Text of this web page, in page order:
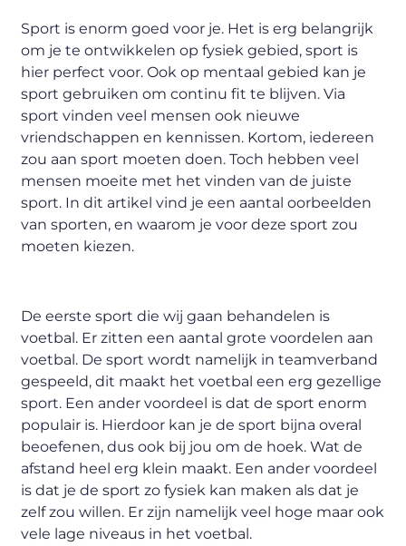
Sport is enorm goed voor je. Het is erg belangrijk
om je te ontwikkelen op fysiek gebied, sport is
hier perfect voor. Ook op mentaal gebied kan je
sport gebruiken om continu fit te blijven. Via
sport vinden veel mensen ook nieuwe
vriendschappen en kennissen. Kortom, iedereen
zou aan sport moeten doen. Toch hebben veel
mensen moeite met het vinden van de juiste
sport. In dit artikel vind je een aantal oorbeelden
van sporten, en waarom je voor deze sport zou
moeten kiezen.
De eerste sport die wij gaan behandelen is
voetbal. Er zitten een aantal grote voordelen aan
voetbal. De sport wordt namelijk in teamverband
gespeeld, dit maakt het voetbal een erg gezellige
sport. Een ander voordeel is dat de sport enorm
populair is. Hierdoor kan je de sport bijna overal
beoefenen, dus ook bij jou om de hoek. Wat de
afstand heel erg klein maakt. Een ander voordeel
is dat je de sport zo fysiek kan maken als dat je
zelf zou willen. Er zijn namelijk veel hoge maar ook
vele lage niveaus in het voetbal.